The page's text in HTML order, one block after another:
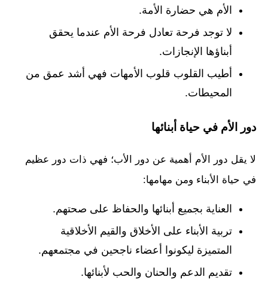
الأم هي حضارة الأمة.
لا توجد فرحة تعادل فرحة الأم عندما يحقق
أبناؤها الإنجازات.
أطيب القلوب قلوب الأمهات فهي أشد عمق من
المحيطات.
دور الأم في حياة أبنائها
لا يقل دور الأم أهمية عن دور الأب؛ فهي ذات دور عظيم
في حياة الأبناء ومن مهامها:
العناية بجميع أبنائها والحفاظ على صحتهم.
تربية الأبناء على الأخلاق والقيم الأخلاقية
المتميزة ليكونوا أعضاء ناجحين في مجتمعهم.
تقديم الدعم والحنان والحب لأبنائها.